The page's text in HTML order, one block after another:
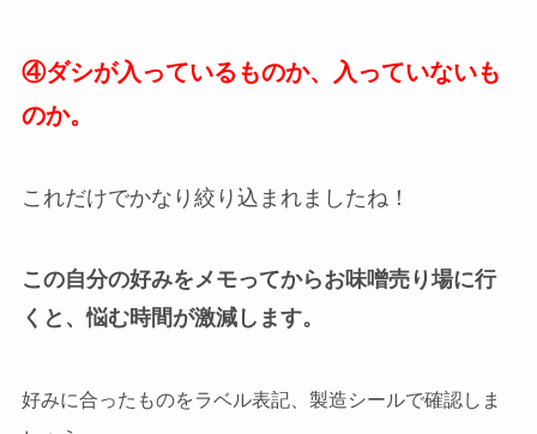
④ダシが入っているものか、入っていないも
のか。
これだけでかなり絞り込まれましたね！
この自分の好みをメモってからお味噌売り場に行
くと、悩む時間が激減します。
好みに合ったものをラベル表記、製造シールで確認しま